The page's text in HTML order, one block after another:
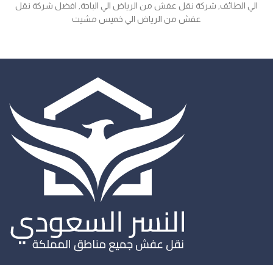
الي الطائف, شركة نقل عفش من الرياض الي الباحة, افضل شركة نقل
عفش من الرياض الي خميس مشيت